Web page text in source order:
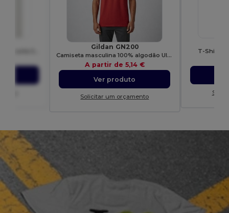
Gildan GN200
Camiseta masculina 100% algodão Ultra-T
A partir de 5,14 €
Ver produto
Solicitar um orçamento
T-Shirt